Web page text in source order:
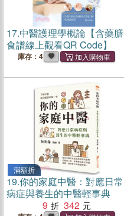
17.中醫護理學概論【含藥膳
食譜線上觀看QR Code】
庫存：4
滿額折
19.你的家庭中醫：對應日常
病症與養生的中醫輕事典
9
342